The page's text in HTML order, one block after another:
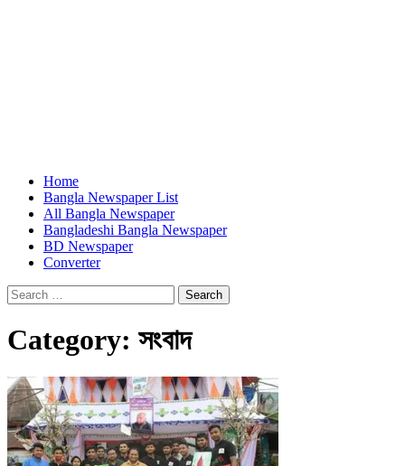
Home
Bangla Newspaper List
All Bangla Newspaper
Bangladeshi Bangla Newspaper
BD Newspaper
Converter
Search
for:
Category: সংবাদ